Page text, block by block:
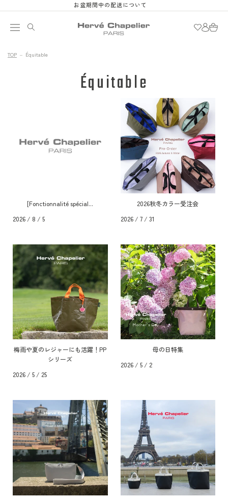
passer
contenu
お盆期間中の配送について
Connexion
Panier
TOP Équitable
Équitable
[Fonctionnalité spécial...
2026 / 8 / 5
2026秋冬カラー受注会
2026 / 7 / 31
梅雨や夏のレジャーにも活躍！PP
シリーズ
2026 / 5 / 25
母の日特集
2026 / 5 / 2